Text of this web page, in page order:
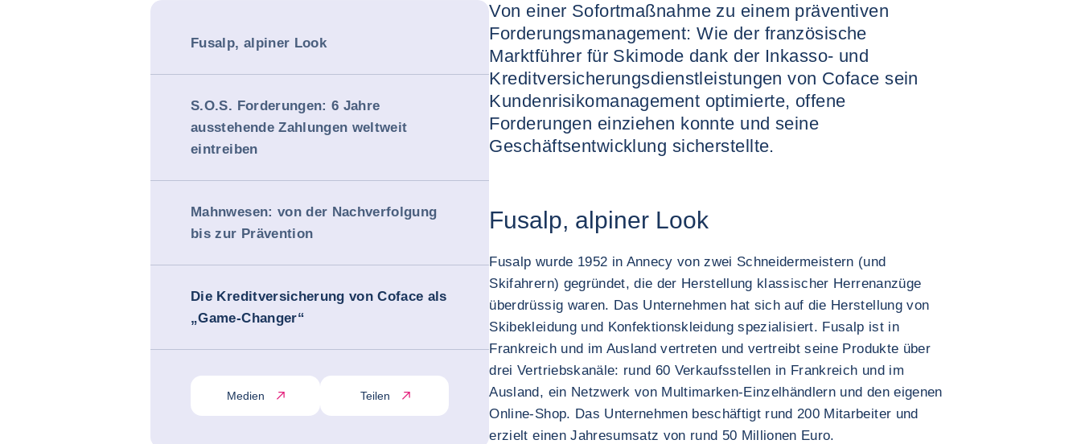
Fusalp, alpiner Look
S.O.S. Forderungen: 6 Jahre
ausstehende Zahlungen weltweit
eintreiben
Mahnwesen: von der Nachverfolgung
bis zur Prävention
Die Kreditversicherung von Coface als
„Game-Changer“
Medien Teilen
Von einer Sofortmaßnahme zu einem präventiven
Forderungsmanagement: Wie der französische
Marktführer für Skimode dank der Inkasso- und
Kreditversicherungsdienstleistungen von Coface sein
Kundenrisikomanagement optimierte, offene
Forderungen einziehen konnte und seine
Geschäftsentwicklung sicherstellte.
Fusalp, alpiner Look
Fusalp wurde 1952 in Annecy von zwei Schneidermeistern (und
Skifahrern) gegründet, die der Herstellung klassischer Herrenanzüge
überdrüssig waren. Das Unternehmen hat sich auf die Herstellung von
Skibekleidung und Konfektionskleidung spezialisiert. Fusalp ist in
Frankreich und im Ausland vertreten und vertreibt seine Produkte über
drei Vertriebskanäle: rund 60 Verkaufsstellen in Frankreich und im
Ausland, ein Netzwerk von Multimarken-Einzelhändlern und den eigenen
Online-Shop. Das Unternehmen beschäftigt rund 200 Mitarbeiter und
erzielt einen Jahresumsatz von rund 50 Millionen Euro.